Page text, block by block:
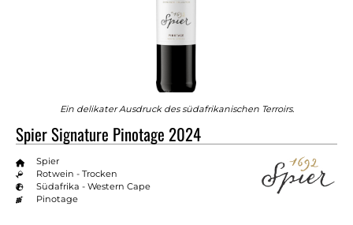
Ein delikater Ausdruck des südafrikanischen Terroirs.
Spier Signature Pinotage 2024
Spier
Rotwein - Trocken
Südafrika - Western Cape
Pinotage